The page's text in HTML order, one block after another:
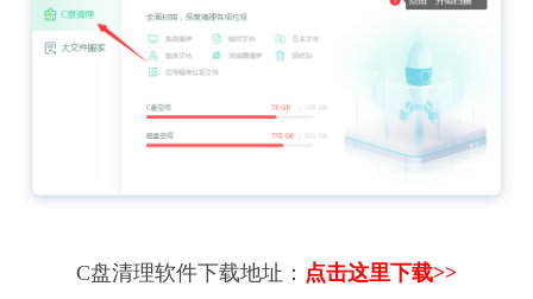
C盘清理软件下载地址： 点击这里下载>>